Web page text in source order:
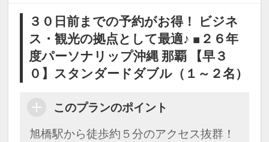
となります）
設定期間：2026年4月1日～2027年3月
31日
17372706
３０日前までの予約がお得！ ビジネ
ス・観光の拠点として最適♪ ■２６年
度パーソナリップ沖縄 那覇 【早３
０】スタンダードダブル（１～２名）
このプランのポイント
旭橋駅から徒歩約５分のアクセス抜群！